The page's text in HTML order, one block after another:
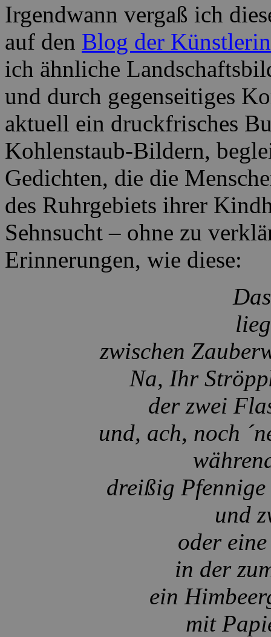
Irgendwann vergaß ich
auf den Blog der
ich ähnliche
und durch gegenseitiges
aktuell ein druckfrisches
Kohlenstaub-Bildern,
Gedichten, die die
des Ruhrgebiets ihrer
Sehnsucht – ohne zu
Erinnerungen, wie diese:
zwischen
Na, Ihr
der zwei
und, ach, noch
dreißig
und
oder
in der
ein
mit